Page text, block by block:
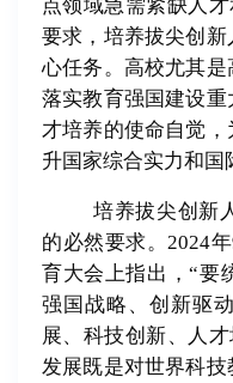
点领域急需紧缺人
要求，培养拔尖创
心任务。高校尤其
落实教育强国建设
才培养的使命自觉
升国家综合实力和国
培养拔尖创新
的必然要求。 2024年
育大会上指出，“要
强国战略、创新驱
展、科技创新、人才
发展既是对世界科